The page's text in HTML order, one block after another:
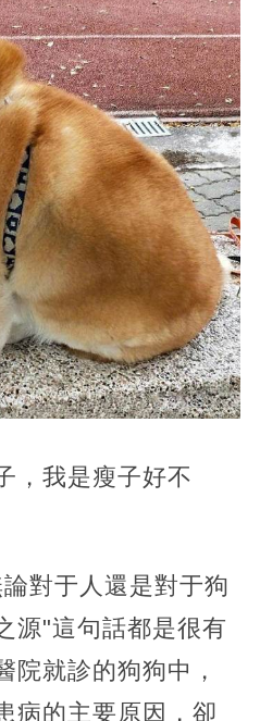
，我是瘦子好不
對于人還是對于狗
源"這句話都是很有
院就診的狗狗中，
病的主要原因，卻